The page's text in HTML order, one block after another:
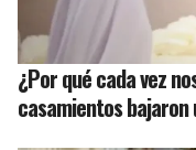
¿Por qué cada vez
casamientos